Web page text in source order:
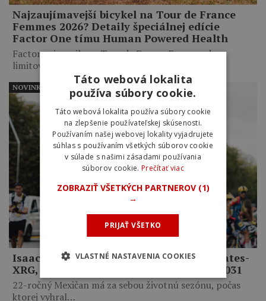
Najzaujímavejší bicykel na Tour de France
Femmes 2026? Detaily špeciálnej edície
Factor One tímu Human Powered Health
Factor pripravil pre Tour de France Femmes dve
limitované edície…
Isaac del Toro zostane v tíme UAE Emirates-
XRG, zmluvu predĺžil až do konca roka 2031
22-ročný Mexičan má za sebou životnú sezónu, počas
ktorej vyhral…
NOVINKY
Táto webová lokalita
používa súbory cookie.
Táto webová lokalita používa súbory cookie
na zlepšenie používateľskej skúsenosti.
Používaním našej webovej lokality vyjadrujete
súhlas s používaním všetkých súborov cookie
v súlade s našimi zásadami používania
súborov cookie. Prečítať viac
ZOBRAZIŤ VŠETKÝCH PARTNEROV (1)
→
PRIJAŤ VŠETKO
VLASTNÉ NASTAVENIA COOKIES